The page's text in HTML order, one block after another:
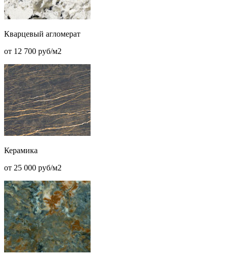
Кварцевый агломерат
от 12 700 руб/м2
Керамика
от 25 000 руб/м2